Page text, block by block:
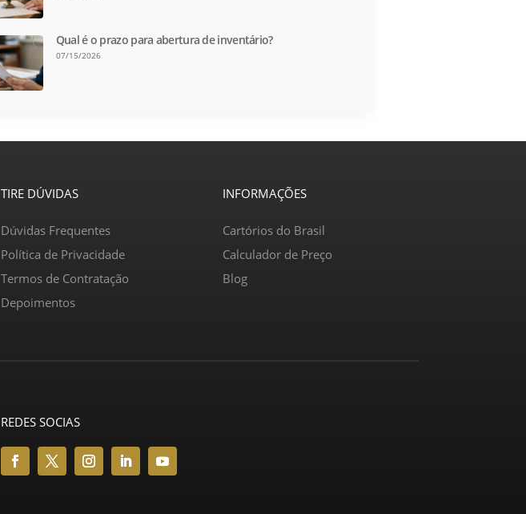
Qual é o prazo para abertura de inventário?
07/15/2026
TIRE DÚVIDAS
Dúvidas Frequentes
Política de Privacidade
Termos de Contratação
Depoimentos
INFORMAÇÕES
Cartórios do Brasil
Calculador de Preço
Blog
REDES SOCIAS